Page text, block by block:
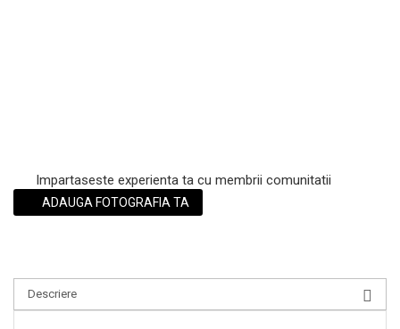
Impartaseste experienta ta cu membrii comunitatii
ADAUGA FOTOGRAFIA TA
Descriere